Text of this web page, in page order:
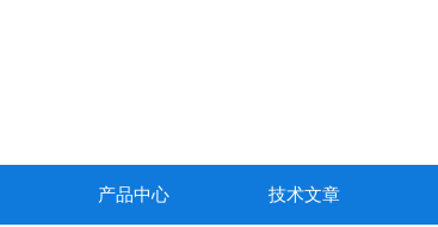
产品中心 技术文章